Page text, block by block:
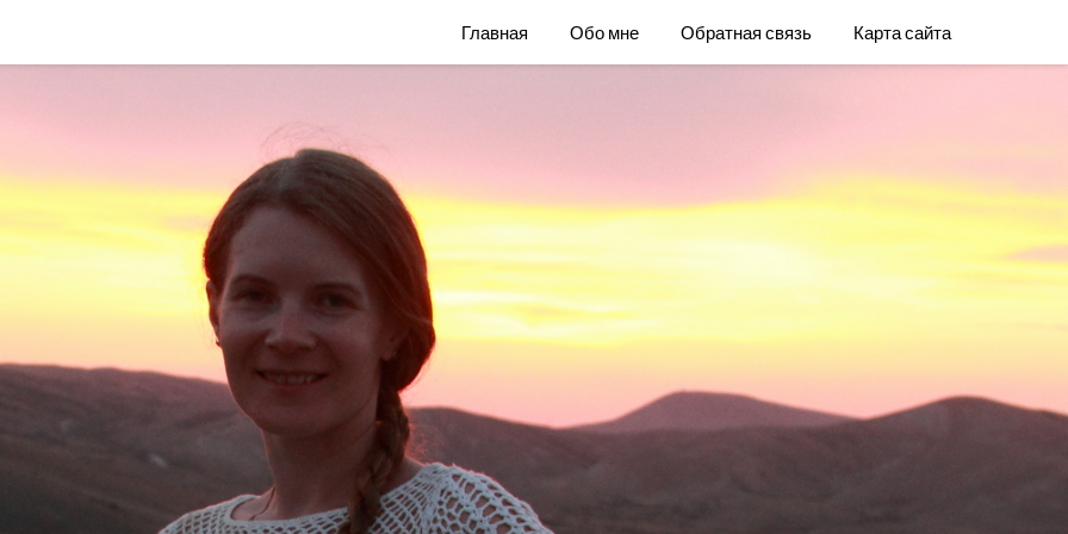
Главная Обо мне Обратная связь Карта сайта